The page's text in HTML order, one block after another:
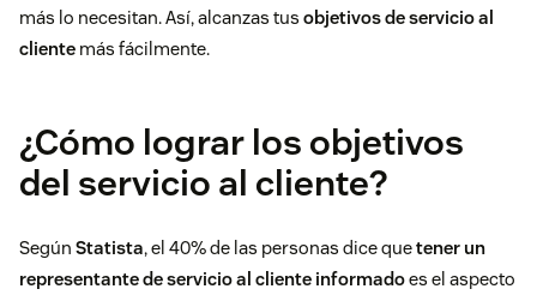
más lo necesitan. Así, alcanzas tus objetivos de servicio al
cliente más fácilmente.
¿Cómo lograr los objetivos
del servicio al cliente?
Según Statista, el 40% de las personas dice quetener un
representante de servicio al cliente informadoes el aspecto